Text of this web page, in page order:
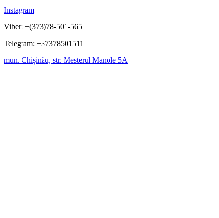
Instagram
Viber: +(373)78-501-565
Telegram: +37378501511
mun. Chișinău, str. Mesterul Manole 5A